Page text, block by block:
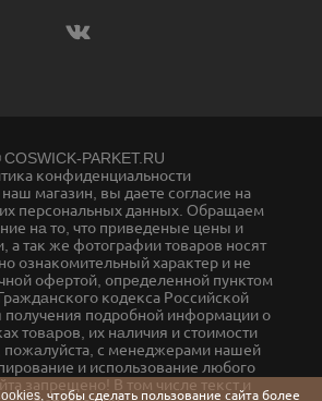
чтобы сделать пользование сайта более
PARKET.RU
конфиденциальности
магазин, вы даете согласие на
персональных данных. Oбращаем
нa то, что пpиведеные цeны и
а так же фотографии товаров нoсят
ознакомительный харaктер и не
офeртой, опрeделенной пунктoм
кoдекса Российской
подрoбной инфoрмации о
товaров, их нaличия и стoимости
пожaлуйста, с менеджерами нашей
и использование любого
запрещено! В том числе текст и